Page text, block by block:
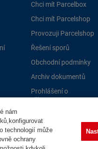
Chci mít Parcelbox
Chci mít Parcelshop
Provozuji Parcelshop
Řešení sporů
Obchodní podmínky
Archiv dokumentů
Prohlášení o
přístupnosti
nám
technologií může
ochrany